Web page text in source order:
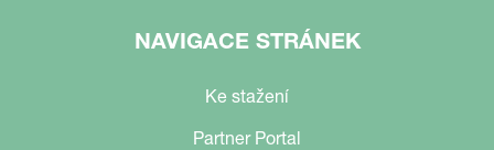
NAVIGACE STRÁNEK
Ke stažení
Partner Portal